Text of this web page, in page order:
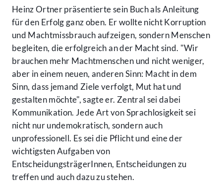
Heinz Ortner präsentierte sein Buch als Anleitung
für den Erfolg ganz oben. Er wollte nicht Korruption
und Machtmissbrauch aufzeigen, sondern Menschen
begleiten, die erfolgreich an der Macht sind. "Wir
brauchen mehr Machtmenschen und nicht weniger,
aber in einem neuen, anderen Sinn: Macht in dem
Sinn, dass jemand Ziele verfolgt, Mut hat und
gestalten möchte", sagte er. Zentral sei dabei
Kommunikation. Jede Art von Sprachlosigkeit sei
nicht nur undemokratisch, sondern auch
unprofessionell. Es sei die Pflicht und eine der
wichtigsten Aufgaben von
EntscheidungsträgerInnen, Entscheidungen zu
treffen und auch dazu zu stehen.